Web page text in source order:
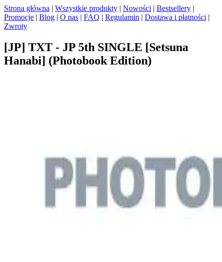
Strona główna | Wszystkie produkty | Nowości | Bestsellery |
Promocje | Blog | O nas | FAQ | Regulamin | Dostawa i płatności |
Zwroty
[JP] TXT - JP 5th SINGLE [Setsuna
Hanabi] (Photobook Edition)